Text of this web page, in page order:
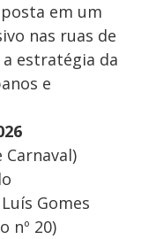
em um
nas ruas de
estratégia da
e
Carnaval)
Gomes
nº 20)